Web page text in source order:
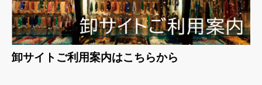
卸サイトご利用案内はこちらから